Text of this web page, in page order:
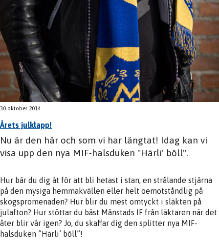
30 oktober 2014
Årets julklapp!
Nu är den här och som vi har längtat! Idag kan vi
visa upp den nya MIF-halsduken "Härli' bôll".
Hur bär du dig åt för att bli hetast i stan, en strålande stjärna
på den mysiga hemmakvällen eller helt oemotståndlig på
skogspromenaden? Hur blir du mest omtyckt i släkten på
julafton? Hur stöttar du bäst Månstads IF från läktaren när det
åter blir vår igen? Jo, du skaffar dig den splitter nya MIF-
halsduken ”Härli’ bôll”!